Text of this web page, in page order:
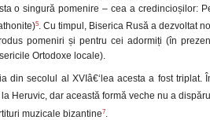
o singură pomenire – cea a credincioșilor:
5. Cu timpul, Biserica Rusă a dezvoltat
pomeniri și pentru cei adormiți (în
Ortodoxe locale).
din secolul al XVIâ€‘lea acesta a fost triplat.
la Heruvic, dar această formă veche nu a
muzicale bizantine7.